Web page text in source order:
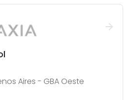
Aires - GBA Oeste